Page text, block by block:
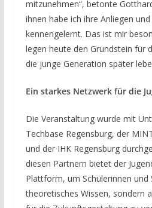
mitzunehmen“, betonte
ihnen habe ich ihre Anliegen
kennengelernt. Das ist mir
legen heute den Grundstein für
die junge Generation später
Ein starkes Netzwerk für die
Die Veranstaltung wurde mit
Techbase Regensburg, der
und der IHK Regensburg
diesen Partnern bietet der
Plattform, um Schülerinnen und
theoretisches Wissen, sondern